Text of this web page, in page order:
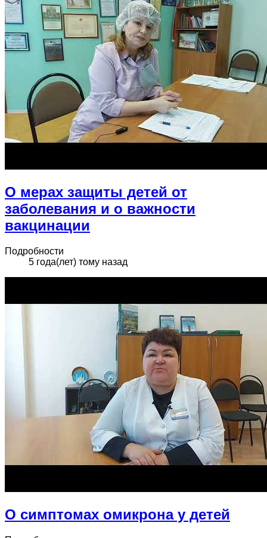
О мерах защиты детей от
заболевания и о важности
вакцинации
Подробности
5 года(лет) тому назад
О симптомах омикрона у детей